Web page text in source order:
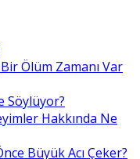
Ölüm Zamanı Var
Söylüyor?
Hakkında Ne
Büyük Acı Çeker?